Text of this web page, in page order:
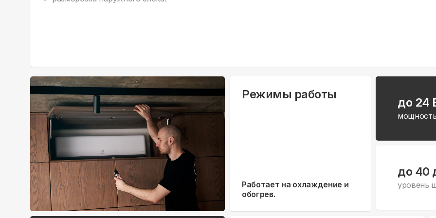
Режимы работы
Работает на охлаждение и
обогрев.
до 24
до 40
уровень